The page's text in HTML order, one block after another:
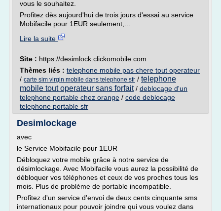
vous le souhaitez.
Profitez dès aujourd'hui de trois jours d'essai au service
Mobifacile pour 1EUR seulement,...
Lire la suite
Site : https://desimlock.clickomobile.com
Thèmes liés : telephone mobile pas chere tout operateur
/ carte sim virgin mobile dans telephone sfr / telephone
mobile tout operateur sans forfait/ deblocage d'un
telephone portable chez orange / code deblocage
telephone portable sfr
Desimlockage
avec
le Service Mobifacile pour 1EUR
Débloquez votre mobile grâce à notre service de
désimlockage. Avec Mobifacile vous aurez la possibilité de
débloquer vos téléphones et ceux de vos proches tous les
mois. Plus de problème de portable incompatible.
Profitez d'un service d'envoi de deux cents cinquante sms
internationaux pour pouvoir joindre qui vous voulez dans